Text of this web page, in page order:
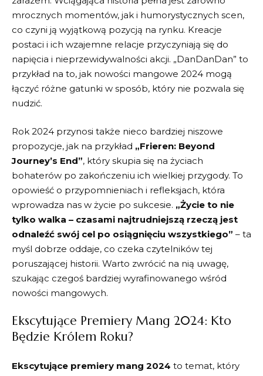
mrocznych momentów,⁢ jak i ⁣humorystycznych scen,
co czyni ją wyjątkową ​pozycją na rynku.⁣ Kreacje
postaci‌ i ich wzajemne⁣ relacje ‌przyczyniają się⁣ do
napięcia i nieprzewidywalności akcji. „DanDanDan” to ​
przykład na to, jak nowości⁢ mangowe 2024 mogą
łączyć ⁢różne ​gatunki ​w sposób, który nie pozwala się
nudzić.
Rok 2024​ przynosi‌ także⁢ nieco ⁣bardziej ​niszowe
propozycje, jak na przykład „Frieren:‍ Beyond
Journey’s End”, który skupia się⁢ na ⁣życiach
bohaterów‍ po zakończeniu ich​ wielkiej przygody. To
opowieść o przypomnieniach i ‌refleksjach, która
wprowadza nas⁢ w życie ⁣po⁣ sukcesie. „Życie to nie
tylko walka – czasami najtrudniejszą rzeczą jest⁣
odnaleźć​ swój cel po osiągnięciu wszystkiego” – ta
myśl dobrze oddaje, co ‍czeka czytelników tej
poruszającej historii. Warto ⁢zwrócić​ na nią uwagę,
szukając czegoś bardziej wyrafinowanego‍ wśród
nowości mangowych.
Ekscytujące⁤ Premiery Mang⁢ 2024: Kto
Będzie Królem Roku?
Ekscytujące premiery mang 2024 ⁣to temat, który‌